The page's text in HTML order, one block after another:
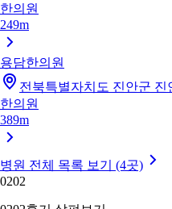
한의원
249m
용담한의원
전북특별자치도 진안군 진
한의원
389m
병원 전체 목록 보기 (4곳)
0202